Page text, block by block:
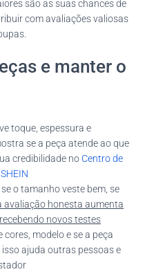
são as suas chances de
com avaliações valiosas
e manter o
toque, espessura e
se a peça atende ao que
credibilidade no Centro de
o tamanho veste bem, se
avaliação honesta aumenta
novos testes
cores, modelo e se a peça
ajuda outras pessoas e